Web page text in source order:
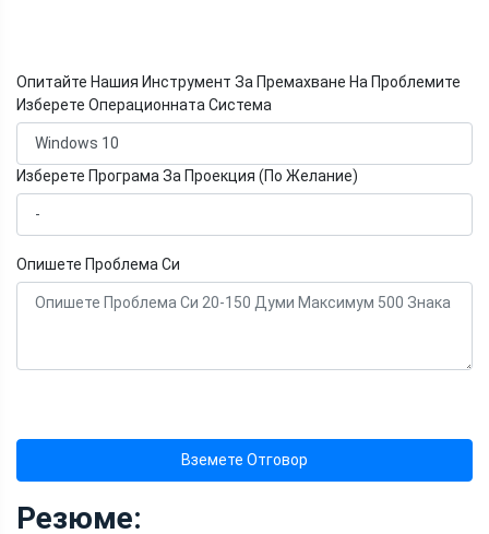
Опитайте Нашия Инструмент За Премахване На Проблемите
Изберете Операционната Система
Изберете Програма За Проекция (По Желание)
Опишете Проблема Си
Вземете Отговор
Резюме: